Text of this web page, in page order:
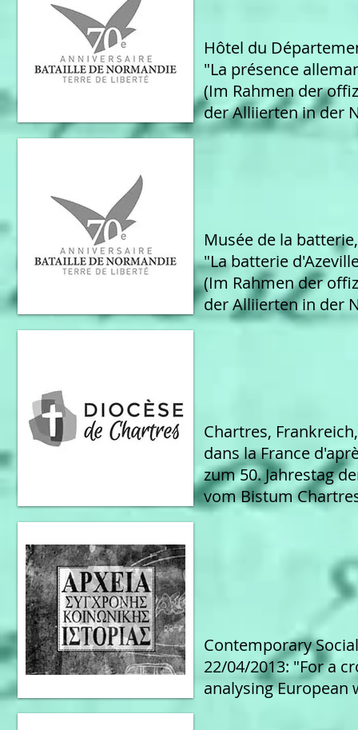
Hôtel du
"La présence
(Im Rahmen der
der Alliierten in der
Musée de la
"La batterie
(Im Rahmen der
der Alliierten in der
Chartres,
dans la France
zum 50. Jahrestag
vom Bistum
Contemporary
22/04/2013: "For a
analysing